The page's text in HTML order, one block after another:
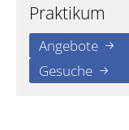
Praktikum
Angebote
Gesuche